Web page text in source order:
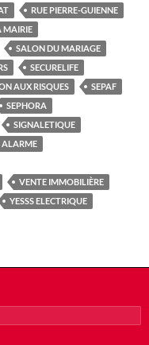
RUE PIERRE-GUIENNE
MAIRIE
SALON DU MARIAGE
SECURELIFE
AUX RISQUES
SEPAF
SEPHORA
SIGNALETIQUE
ALARME
VENTE IMMOBILIÈRE
YESSS ELECTRIQUE